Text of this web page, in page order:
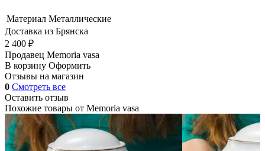
Материал Металлические
Доставка из Брянска
2 400 ₽
Продавец Memoria vasa
В корзину Оформить
Отзывы на магазин
0 Смотреть все
Оставить отзыв
Похожие товары от Memoria vasa